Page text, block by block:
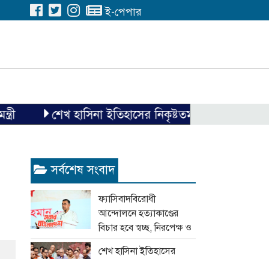
ই-পেপার
শেখ হাসিনা ইতিহাসের নিকৃষ্টতম ও ঘৃণ্য ফ্যাসিস্ট
সর্বশেষ সংবাদ
ফ্যাসিবাদবিরোধী
আন্দোলনে হত্যাকাণ্ডের
বিচার হবে স্বচ্ছ, নিরপেক্ষ ও
বিশ্বাসযোগ্য : প্রধানমন্ত্রী
শেখ হাসিনা ইতিহাসের